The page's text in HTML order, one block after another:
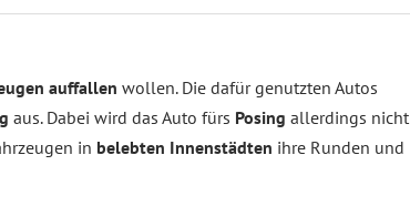
auffallen wollen. Die dafür genutzten Autos
aus. Dabei wird das Auto fürs Posing allerdings nicht
in belebten Innenstädten ihre Runden und